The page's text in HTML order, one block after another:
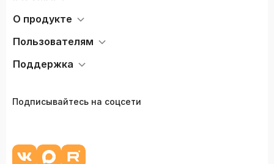
О продукте
Пользователям
Поддержка
Подписывайтесь на соцсети